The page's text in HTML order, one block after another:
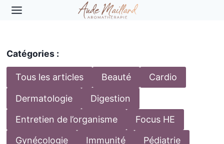
Aller
Catégories :
Tous les articles Beauté Cardio
Dermatologie Digestion
Entretien de l’organisme Focus HE
Gynécologie Immunité Pédiatrie